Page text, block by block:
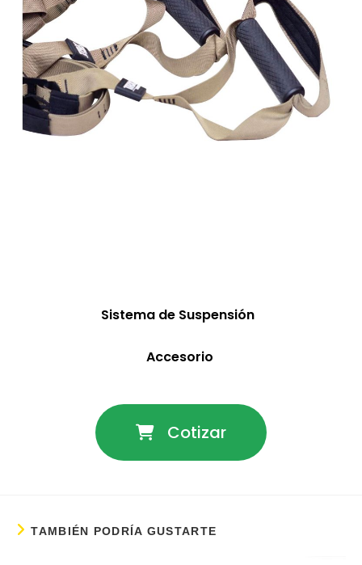
Sistema de Suspensión
Accesorio
Cotizar
TAMBIÉN PODRÍA GUSTARTE